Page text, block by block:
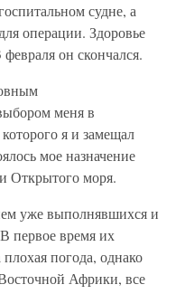
судне, а
операции. Здоровье
он скончался.
меня в
я и замещал
мое назначение
Открытого моря.
уже выполнявшихся и
первое время их
погода, однако
Африки, все